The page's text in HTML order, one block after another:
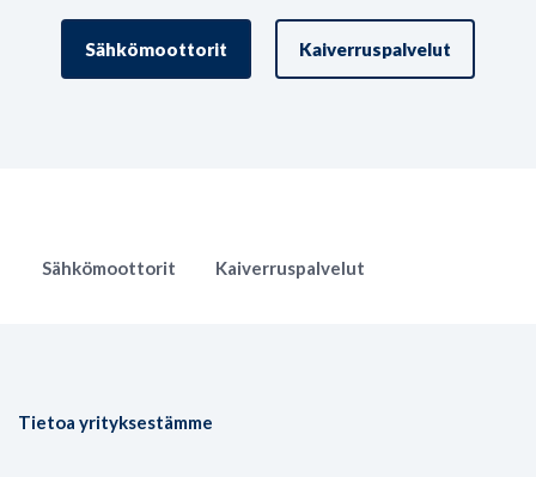
Sähkömoottorit Kaiverruspalvelut
Sähkömoottorit Kaiverruspalvelut
Tietoa yrityksestämme